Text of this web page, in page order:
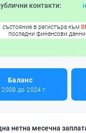
контакти:
състояние в регистъра към
последни финансови данни
Баланс
2008 до 2024 г.
нетна месечна